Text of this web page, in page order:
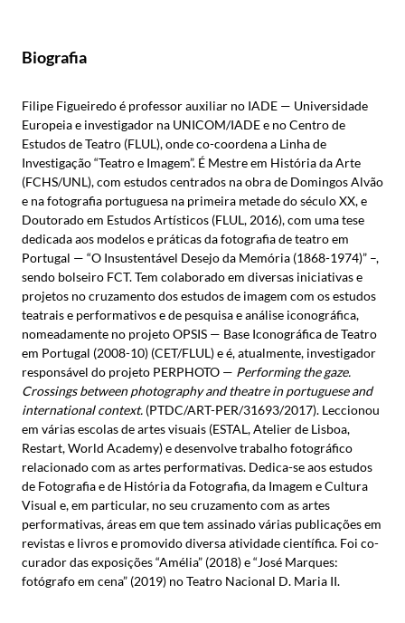
Biografia
Filipe Figueiredo é professor auxiliar no IADE — Universidade
Europeia e investigador na UNICOM/IADE e no Centro de
Estudos de Teatro (FLUL), onde co-coordena a Linha de
Investigação “Teatro e Imagem”. É Mestre em História da Arte
(FCHS/UNL), com estudos centrados na obra de Domingos Alvão
e na fotografia portuguesa na primeira metade do século XX, e
Doutorado em Estudos Artísticos (FLUL, 2016), com uma tese
dedicada aos modelos e práticas da fotografia de teatro em
Portugal — “O Insustentável Desejo da Memória (1868-1974)” –,
sendo bolseiro FCT. Tem colaborado em diversas iniciativas e
projetos no cruzamento dos estudos de imagem com os estudos
teatrais e performativos e de pesquisa e análise iconográfica,
nomeadamente no projeto OPSIS — Base Iconográfica de Teatro
em Portugal (2008-10) (CET/FLUL) e é, atualmente, investigador
responsável do projeto PERPHOTO — Performing the gaze.
Crossings between photography and theatre in portuguese and
international context. (PTDC/ART-PER/31693/2017). Leccionou
em várias escolas de artes visuais (ESTAL, Atelier de Lisboa,
Restart, World Academy) e desenvolve trabalho fotográfico
relacionado com as artes performativas. Dedica-se aos estudos
de Fotografia e de História da Fotografia, da Imagem e Cultura
Visual e, em particular, no seu cruzamento com as artes
performativas, áreas em que tem assinado várias publicações em
revistas e livros e promovido diversa atividade científica. Foi co-
curador das exposições “Amélia” (2018) e “José Marques:
fotógrafo em cena” (2019) no Teatro Nacional D. Maria II.